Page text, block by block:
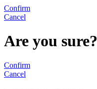
Confirm
Cancel
Are you sure?
Confirm
Cancel